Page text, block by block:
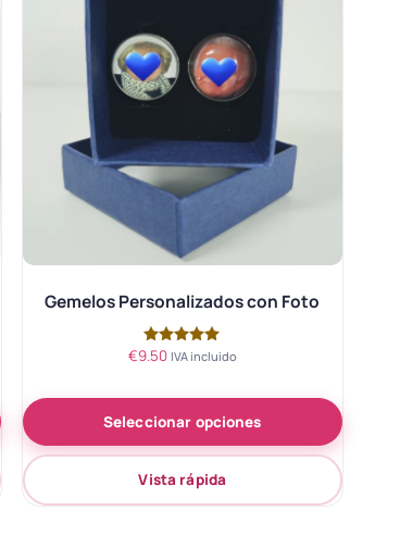
Gemelos Personalizados con Foto
Valorado
de 5
€9.50 IVA incluido
Seleccionar opciones
Vista rápida